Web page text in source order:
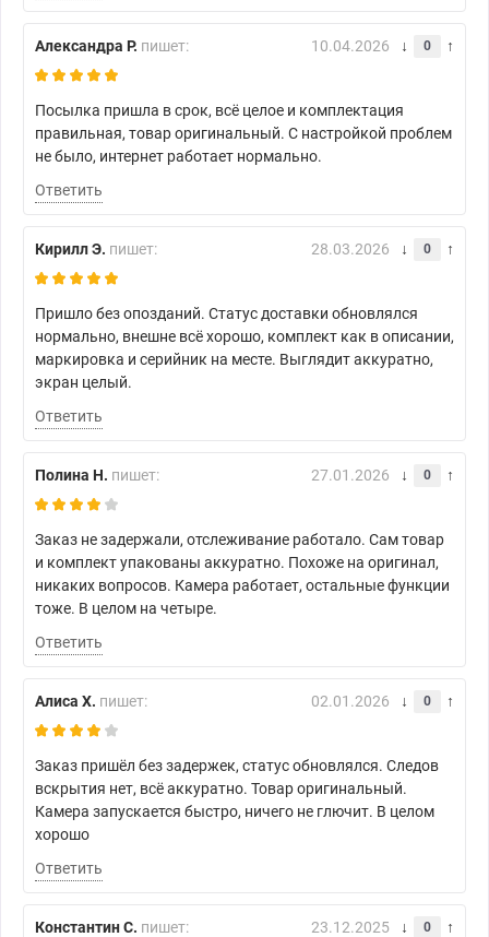
Александра Р. пишет: 10.04.2026 0
Посылка пришла в срок, всё целое и комплектация
правильная, товар оригинальный. С настройкой проблем
не было, интернет работает нормально.
Ответить
Кирилл Э. пишет: 28.03.2026 0
Пришло без опозданий. Статус доставки обновлялся
нормально, внешне всё хорошо, комплект как в описании,
маркировка и серийник на месте. Выглядит аккуратно,
экран целый.
Ответить
Полина Н. пишет: 27.01.2026 0
Заказ не задержали, отслеживание работало. Сам товар
и комплект упакованы аккуратно. Похоже на оригинал,
никаких вопросов. Камера работает, остальные функции
тоже. В целом на четыре.
Ответить
Алиса Х. пишет: 02.01.2026 0
Заказ пришёл без задержек, статус обновлялся. Следов
вскрытия нет, всё аккуратно. Товар оригинальный.
Камера запускается быстро, ничего не глючит. В целом
хорошо
Ответить
Константин С. пишет: 23.12.2025 0